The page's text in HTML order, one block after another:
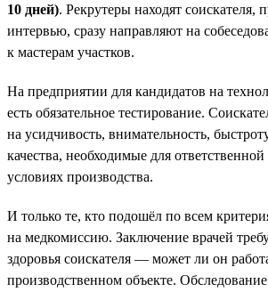
10 дней). Рекрутеры находят соискателя,
интервью, сразу направляют на
к мастерам участков.
На предприятии для кандидатов на
есть обязательное тестирование.
на усидчивость, внимательность,
качества, необходимые для
условиях производства.
И только те, кто подошёл по всем
на медкомиссию. Заключение врачей
здоровья соискателя — может ли он
производственном объекте.